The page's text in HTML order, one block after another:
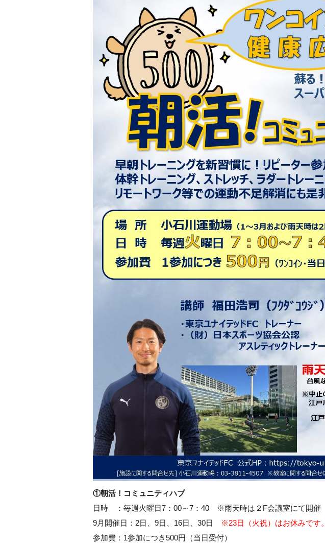
①朝活！コミュニティハブ
日時 ：毎週火曜日7：00～7：40 ※雨天時は２F会議室にて開催
9月開催日：2日、9日、16日、30日
※23日（火祝）はお休みです。
参加費：1参加につき500円（当日受付）